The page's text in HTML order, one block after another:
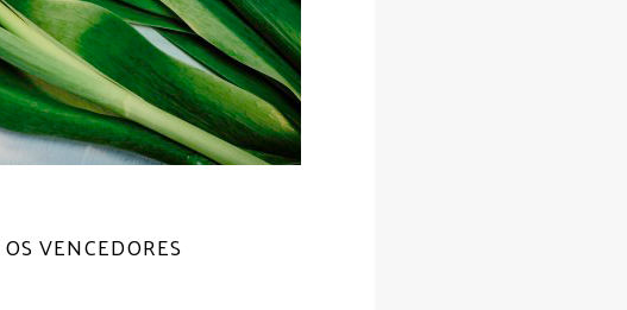
VENCEDORES